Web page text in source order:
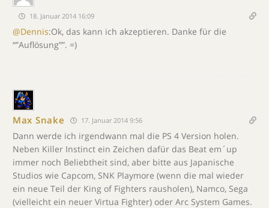
18. Januar 2014 16:09
@Dennis:Ok, das kann ich akzeptieren. Danke für die
“”Auflösung””. =)
Max Snake 17. Januar 2014 9:56
Dann werde ich irgendwann mal die PS 4 Version holen.
Neben Killer Instinct ein Zeichen dafür das Beat em´up
immer noch Beliebtheit sind, aber bitte aus Japanische
Studios wie Capcom, SNK Playmore (wenn die mal wieder
ein neue Teil der King of Fighters rausholen), Namco, Sega
(vielleicht ein neuer Virtua Fighter) oder Arc System Games.